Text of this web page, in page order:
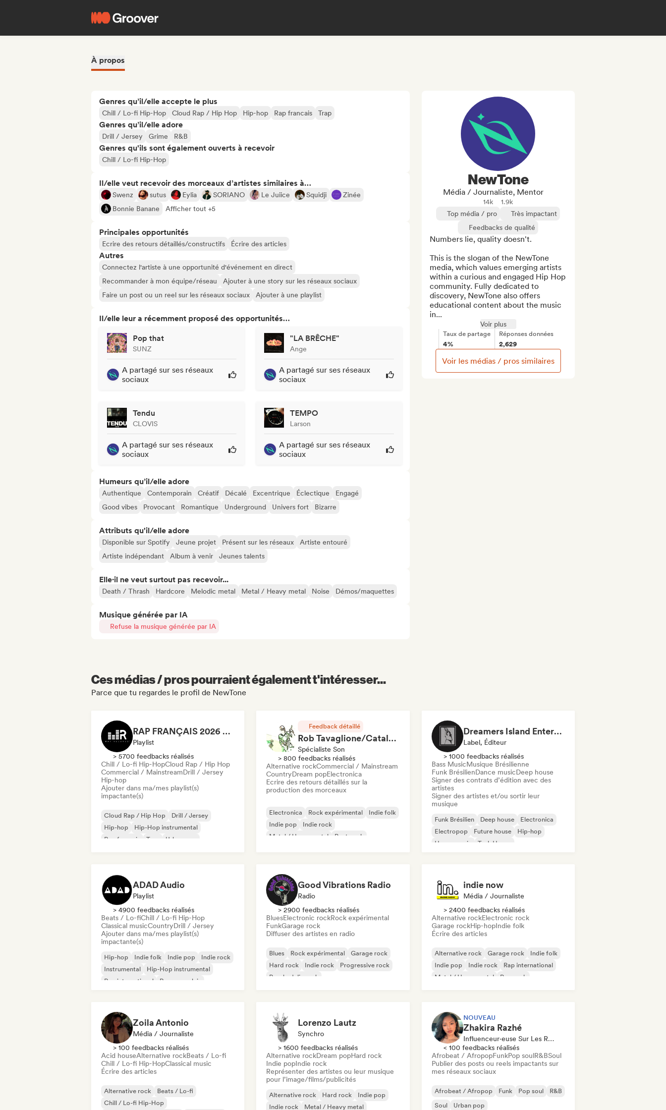
À propos
Genres qu’il/elle accepte le plus
Chill / Lo-fi Hip-Hop Cloud Rap / Hip Hop Hip-hop Rap francais Trap
Genres qu’il/elle adore
Drill / Jersey Grime R&B
Genres qu'ils sont également ouverts à recevoir
Chill / Lo-fi Hip-Hop
Il/elle veut recevoir des morceaux d’artistes similaires à…
Swenz sutus Eylia SORIANO Le Juiice Squidji
Zinée
Bonnie Banane
Afficher tout +5
Principales opportunités
Ecrire des retours détaillés/constructifs Écrire des articles
Autres
Connectez l'artiste à une opportunité d'événement en direct
Recommander à mon équipe/réseau
Ajouter à une story sur les réseaux sociaux
Faire un post ou un reel sur les réseaux sociaux
Ajouter à une playlist
Il/elle leur a récemment proposé des opportunités…
Pop that
SUNZ
A partagé sur ses réseaux
sociaux
"LA BRÊCHE"
Ange
A partagé sur ses réseaux
sociaux
Tendu
CLOVIS
A partagé sur ses réseaux
sociaux
TEMPO
Larson
A partagé sur ses réseaux
sociaux
Humeurs qu’il/elle adore
Authentique Contemporain Créatif Décalé Excentrique Éclectique
Engagé
Good vibes
Provocant Romantique Underground Univers fort Bizarre
Attributs qu'il/elle adore
Disponible sur Spotify Jeune projet Présent sur les réseaux
Artiste entouré
Artiste indépendant
Album à venir Jeunes talents
Elle·il ne veut surtout pas recevoir...
Death / Thrash Hardcore Melodic metal Metal / Heavy metal Noise Démos/maquettes
Musique générée par IA
Refuse la musique générée par IA
NewTone
Média / Journaliste, Mentor
14k
1.9k
Top média / pro
Très impactant
Feedbacks de qualité
Numbers lie, quality doesn't.
This is the slogan of the NewTone
media, which values emerging artists
within a curious and engaged Hip Hop
community. Fully dedicated to
discovery, NewTone also offers
educational content about the music
in...
Voir plus
Taux de partage
4%
Réponses données
2,629
Voir les médias / pros similaires
Ces médias / pros pourraient également t'intéresser...
Parce que tu regardes le profil de NewTone
RAP FRANÇAIS 2026 🔥🇫🇷 (Way Records)
Playlist
> 5700 feedbacks réalisés
Chill / Lo-fi Hip-HopCloud Rap / Hip Hop
Commercial / MainstreamDrill / Jersey
Hip-hop
Ajouter dans ma/mes playlist(s)
impactante(s)
Cloud Rap / Hip Hop
Drill / Jersey
Hip-hop
Hip-Hop instrumental
Rap francais
Trap
Urban pop
Feedback détaillé
Rob Tavaglione/Catalyst Recording
Spécialiste Son
> 800 feedbacks réalisés
Alternative rockCommercial / Mainstream
CountryDream popElectronica
Ecrire des retours détaillés sur la
production des morceaux
Electronica Rock expérimental
Indie folk
Indie pop
Indie rock
Metal / Heavy metal
Post punk
Dreamers Island Entertainment
Label, Éditeur
> 1000 feedbacks réalisés
Bass MusicMusique Brésilienne
Funk BrésilienDance musicDeep house
Signer des contrats d’édition avec des
artistes
Signer des artistes et/ou sortir leur
musique
Funk Brésilien Deep house
Electronica
Electropop
Future house
Hip-hop
House music
Tech House
ADAD Audio
Playlist
> 4900 feedbacks réalisés
Beats / Lo-fiChill / Lo-fi Hip-Hop
Classical musicCountryDrill / Jersey
Ajouter dans ma/mes playlist(s)
impactante(s)
Hip-hop Indie folk Indie pop
Indie rock
Instrumental
Hip-Hop instrumental
Rap international
Rap en anglais
Good Vibrations Radio
Radio
> 2900 feedbacks réalisés
BluesElectronic rockRock expérimental
FunkGarage rock
Diffuser des artistes en radio
Blues Rock expérimental
Garage rock
Hard rock
Indie rock
Progressive rock
Psychedelic rock
indie now
Média / Journaliste
> 2400 feedbacks réalisés
Alternative rockElectronic rock
Garage rockHip-hopIndie folk
Écrire des articles
Alternative rock Garage rock
Indie folk
Indie pop
Indie rock
Rap international
Metal / Heavy metal
Pop rock
Zoila Antonio
Média / Journaliste
> 100 feedbacks réalisés
Acid houseAlternative rockBeats / Lo-fi
Chill / Lo-fi Hip-HopClassical music
Écrire des articles
Alternative rock
Beats / Lo-fi
Chill / Lo-fi Hip-Hop
Lorenzo Lautz
Synchro
> 1600 feedbacks réalisés
Alternative rockDream popHard rock
Indie popIndie rock
Représenter des artistes ou leur musique
pour l’image/films/publicités
Alternative rock Hard rock
Indie pop
Indie rock
Metal / Heavy metal
NOUVEAU
Zhakira Razhé
Influenceur·euse Sur Les Réseaux Sociaux
< 100 feedbacks réalisés
Afrobeat / AfropopFunkPop soulR&BSoul
Publier des posts ou reels impactants sur
mes réseaux sociaux
Afrobeat / Afropop Funk Pop soul
R&B
Soul
Urban pop